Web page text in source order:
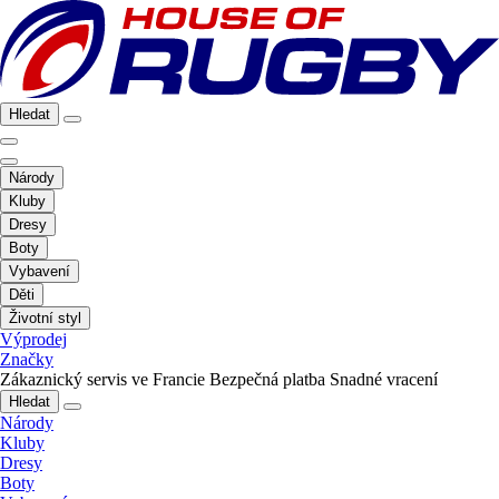
Hledat
Národy
Kluby
Dresy
Boty
Vybavení
Děti
Životní styl
Výprodej
Značky
Zákaznický servis ve Francie Bezpečná platba Snadné vracení
Hledat
Národy
Kluby
Dresy
Boty